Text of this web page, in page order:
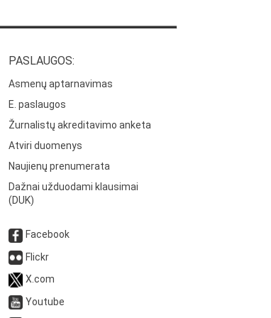
PASLAUGOS:
Asmenų aptarnavimas
E. paslaugos
Žurnalistų akreditavimo anketa
Atviri duomenys
Naujienų prenumerata
Dažnai užduodami klausimai
(DUK)
Facebook
Flickr
X.com
Youtube